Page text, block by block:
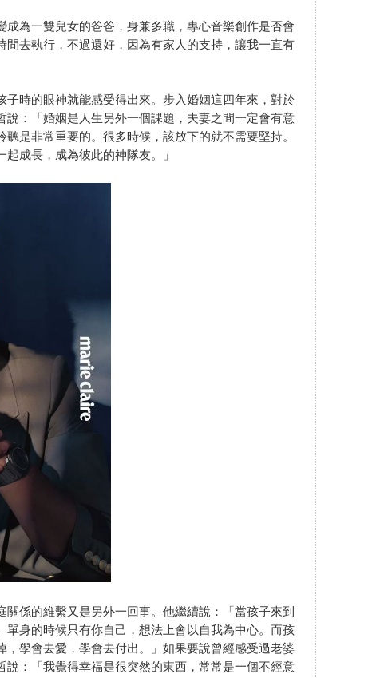
為一雙兒女的爸爸，身兼多職，專心音樂創作是否會
間去執行，不過還好，因為有家人的支持，讓我一直有
子時的眼神就能感受得出來。步入婚姻這四年來，對於
說：「婚姻是人生另外一個課題，夫妻之間一定會有意
是非常重要的。很多時候，該放下的就不需要堅持。
成長，成為彼此的神隊友。」
係的維繫又是另外一回事。他繼續說：「當孩子來到
單身的時候只有你自己，想法上會以自我為中心。而孩
，學會去愛，學會去付出。」如果要說曾經感受過老婆
說：「我覺得幸福是很突然的東西，常常是一個不經意